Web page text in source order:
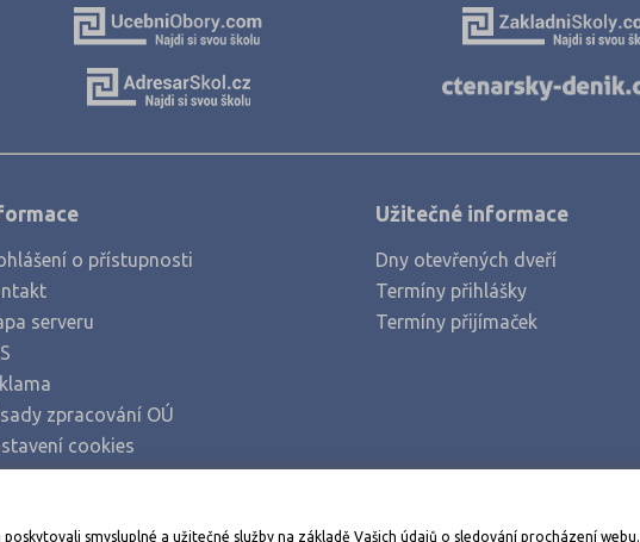
o přístupnosti
serveru
zpracování OÚ
cookies
Stáhněte si aplikaci Adresář škol
Užitečné informace
Dny otevřených dveří
Termíny přihlášky
Termíny přijímaček
smysluplné a užitečné služby na základě Vašich údajů o sledování procházení webu.